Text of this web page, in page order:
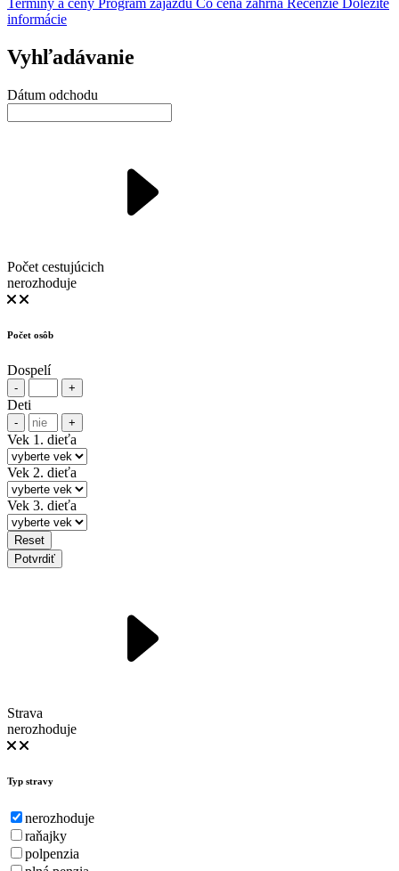
Termíny a ceny Program zájazdu Čo cena zahŕňa Recenzie Dôležité
informácie
Vyhľadávanie
Dátum odchodu
Počet cestujúcich
nerozhoduje
Počet osôb
Dospelí
- +
Deti
- +
Vek 1. dieťa
Vek 2. dieťa
Vek 3. dieťa
Reset
Potvrdiť
Strava
nerozhoduje
Typ stravy
nerozhoduje
raňajky
polpenzia